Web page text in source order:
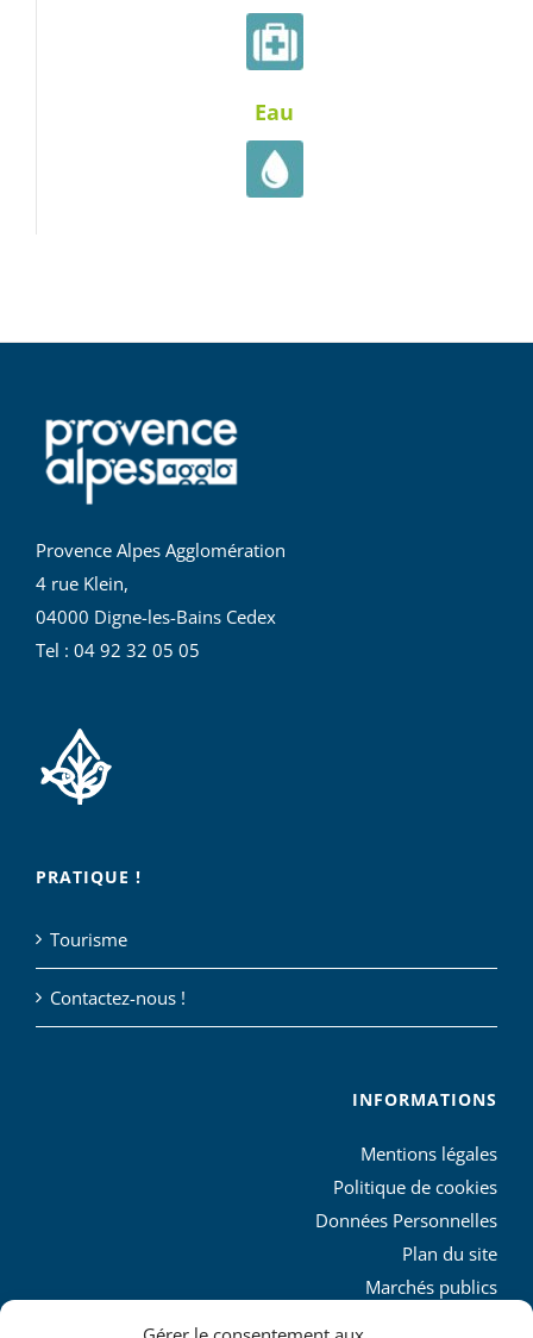
Eau
Provence Alpes Agglomération
4 rue Klein,
04000 Digne-les-Bains Cedex
Tel : 04 92 32 05 05
PRATIQUE !
Tourisme
Contactez-nous !
INFORMATIONS
Mentions légales
Politique de cookies
Données Personnelles
Plan du site
Marchés publics